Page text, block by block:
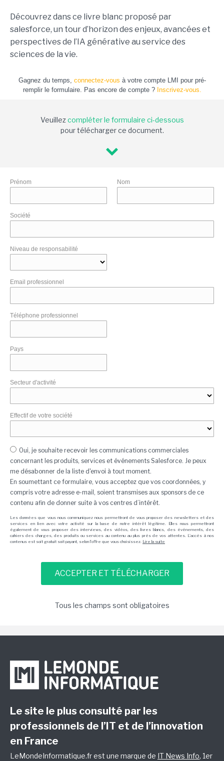
Découvrez dans ce livre blanc proposé par
salesforce, un tour d’horizon des enjeux, avancées et
perspectives de l’IA générative au service des
sciences de la vie.
Gagnez du temps, connectez-vous à votre compte LMI pour pré-
remplir le formulaire. Pas encore de compte ? Inscrivez-vous.
Veuillezcompléter le formulaire ci-dessous
pour télécharger ce document.
Prénom Nom
Société
Niveau de responsabilité
Email professionnel
Téléphone professionnel
Pays
Secteur d'activité
Effectif de votre société
Oui, je souhaite recevoir les communications commerciales
concernant les produits, services et événements Salesforce. Je peux
me désabonner de la liste d'envoi à tout moment.
En soumettant ce formulaire, vous acceptez que vos coordonnées, y
compris votre adresse e-mail, soient transmises aux sponsors de ce
contenu afin de donner suite à vos centres d’intérêt.
Les données que vous nous communiquez nous permettront de vous proposer des newsletters et des
services en lien avec votre activité sur la base de notre intérêt légitime. Elles nous permettront
également de vous proposer des interviews, des vidéos, des livres blancs, des événements, des
cahiers des charges, des produits ou services au contenu au plus près de vos attentes. L'accès à nos
contenus est soit gratuit soit payant, selon l'offre que vous choisissez. Lire la suite
Tous les champs sont obligatoires
Le site le plus consulté par les
professionnels de l’IT et de l’innovation
en France
LeMondeInformatique.fr est une marque de IT News Info, 1er